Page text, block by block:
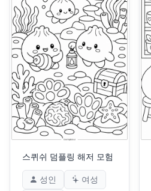
스퀴쉬 덤플링 해저 모험
성인
여성